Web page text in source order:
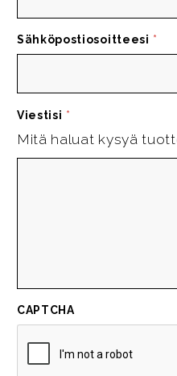
Sähköpostiosoitteesi *
Viestisi *
Mitä haluat kysyä
CAPTCHA